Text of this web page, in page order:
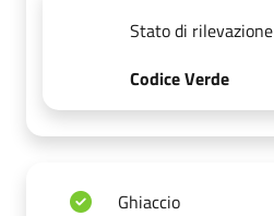
Stato di rilevazione
Codice Verde
Ghiaccio